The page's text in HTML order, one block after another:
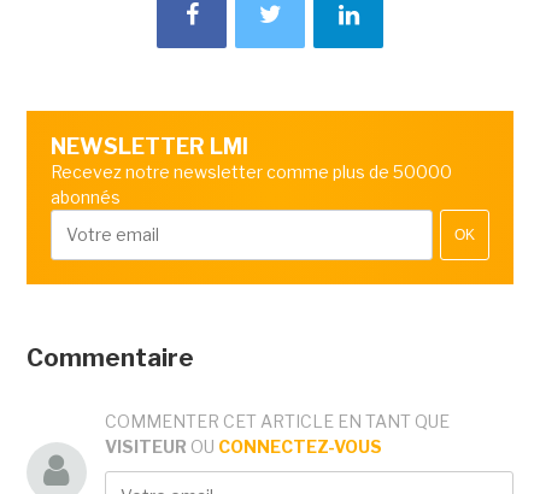
NEWSLETTER LMI
Recevez notre newsletter comme plus de 50000
abonnés
OK
Commentaire
COMMENTER CET ARTICLE EN TANT QUE
VISITEUR OU CONNECTEZ-VOUS